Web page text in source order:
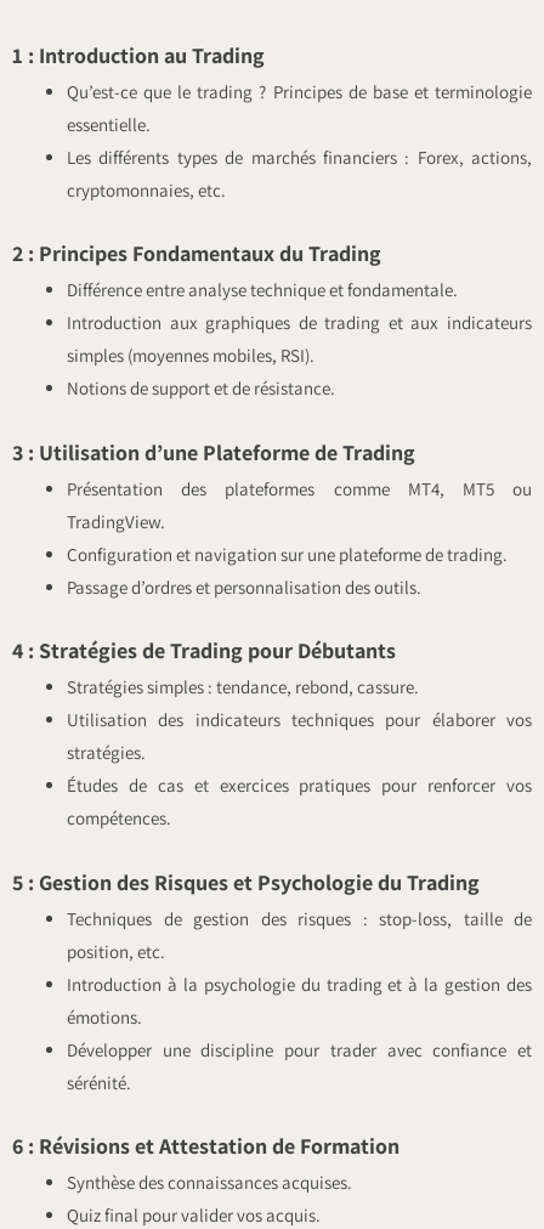
1 : Introduction au Trading
Qu’est-ce que le trading ? Principes de base et terminologie
essentielle.
Les différents types de marchés financiers : Forex, actions,
cryptomonnaies, etc.
2 : Principes Fondamentaux du Trading
Différence entre analyse technique et fondamentale.
Introduction aux graphiques de trading et aux indicateurs
simples (moyennes mobiles, RSI).
Notions de support et de résistance.
3 : Utilisation d’une Plateforme de Trading
Présentation des plateformes comme MT4, MT5 ou
TradingView.
Configuration et navigation sur une plateforme de trading.
Passage d’ordres et personnalisation des outils.
4 : Stratégies de Trading pour Débutants
Stratégies simples : tendance, rebond, cassure.
Utilisation des indicateurs techniques pour élaborer vos
stratégies.
Études de cas et exercices pratiques pour renforcer vos
compétences.
5 : Gestion des Risques et Psychologie du Trading
Techniques de gestion des risques : stop-loss, taille de
position, etc.
Introduction à la psychologie du trading et à la gestion des
émotions.
Développer une discipline pour trader avec confiance et
sérénité.
6 : Révisions et Attestation de Formation
Synthèse des connaissances acquises.
Quiz final pour valider vos acquis.